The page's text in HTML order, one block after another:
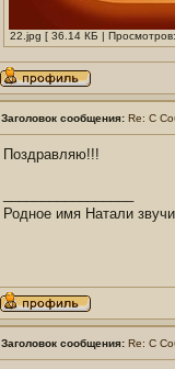
22.jpg [ 36.14 КБ |
Заголовок сообщения: Re: С
Поздравляю!!!
Родное имя Натали
Заголовок сообщения: Re: С